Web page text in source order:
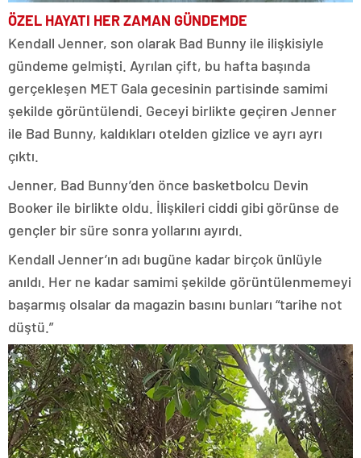
ÖZEL HAYATI HER ZAMAN GÜNDEMDE
Kendall Jenner, son olarak Bad Bunny ile ilişkisiyle
gündeme gelmişti. Ayrılan çift, bu hafta başında
gerçekleşen MET Gala gecesinin partisinde samimi
şekilde görüntülendi. Geceyi birlikte geçiren Jenner
ile Bad Bunny, kaldıkları otelden gizlice ve ayrı ayrı
çıktı.
Jenner, Bad Bunny’den önce basketbolcu Devin
Booker ile birlikte oldu. İlişkileri ciddi gibi görünse de
gençler bir süre sonra yollarını ayırdı.
Kendall Jenner’ın adı bugüne kadar birçok ünlüyle
anıldı. Her ne kadar samimi şekilde görüntülenmemeyi
başarmış olsalar da magazin basını bunları “tarihe not
düştü.”